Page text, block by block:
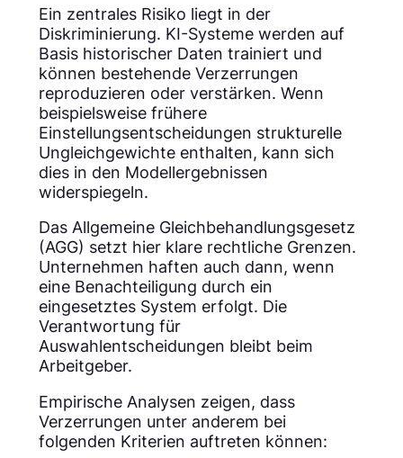
Ein zentrales Risiko liegt in der
Diskriminierung. KI-Systeme werden auf
Basis historischer Daten trainiert und
können bestehende Verzerrungen
reproduzieren oder verstärken. Wenn
beispielsweise frühere
Einstellungsentscheidungen strukturelle
Ungleichgewichte enthalten, kann sich
dies in den Modellergebnissen
widerspiegeln.
Das Allgemeine Gleichbehandlungsgesetz
(AGG) setzt hier klare rechtliche Grenzen.
Unternehmen haften auch dann, wenn
eine Benachteiligung durch ein
eingesetztes System erfolgt. Die
Verantwortung für
Auswahlentscheidungen bleibt beim
Arbeitgeber.
Empirische Analysen zeigen, dass
Verzerrungen unter anderem bei
folgenden Kriterien auftreten können: